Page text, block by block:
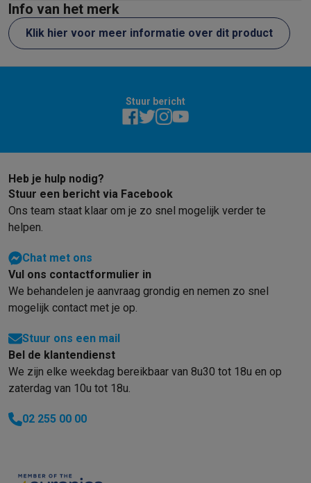
Info van het merk
Klik hier voor meer informatie over dit product
Stuur bericht
Heb je hulp nodig?
Stuur een bericht via Facebook
Ons team staat klaar om je zo snel mogelijk verder te
helpen.
Chat met ons
Vul ons contactformulier in
We behandelen je aanvraag grondig en nemen zo snel
mogelijk contact met je op.
Stuur ons een mail
Bel de klantendienst
We zijn elke weekdag bereikbaar van 8u30 tot 18u en op
zaterdag van 10u tot 18u.
02 255 00 00